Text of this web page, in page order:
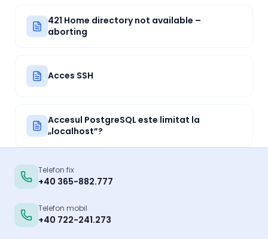
421 Home directory not available –
aborting
Acces SSH
Accesul PostgreSQL este limitat la
„localhost”?
Telefon fix
+40 365-882.777
Telefon mobil
+40 722-241.273